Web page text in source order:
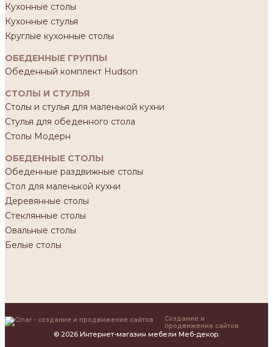
Кухонные столы
Кухонные стулья
Круглые кухонные столы
ОБЕДЕННЫЕ ГРУППЫ
Обеденный комплект Hudson
СТОЛЫ И СТУЛЬЯ
Столы и стулья для маленькой кухни
Стулья для обеденного стола
Столы Модерн
ОБЕДЕННЫЕ СТОЛЫ
Обеденные раздвижные столы
Стол для маленькой кухни
Деревянные столы
Стеклянные столы
Овальные столы
Белые столы
Создание и
продвижение сайтов
© 2026 Интернет-магазин мебели Меб-декор.